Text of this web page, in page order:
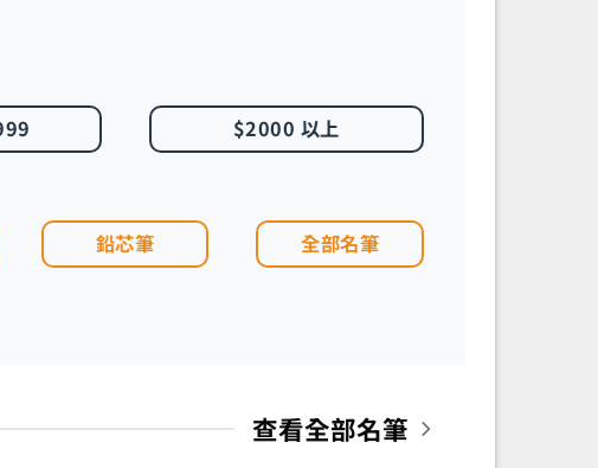
$2000 以上
鉛芯筆 全部名筆
查看全部名筆